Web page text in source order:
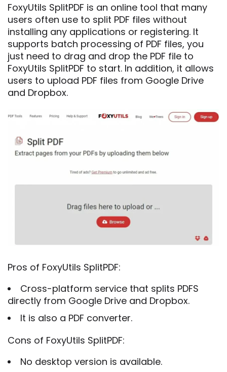
FoxyUtils SplitPDF is an online tool that many
users often use to split PDF files without
installing any applications or registering. It
supports batch processing of PDF files, you
just need to drag and drop the PDF file to
FoxyUtils SplitPDF to start. In addition, it allows
users to upload PDF files from Google Drive
and Dropbox.
Pros of FoxyUtils SplitPDF:
Cross-platform service that splits PDFS
directly from Google Drive and Dropbox.
It is also a PDF converter.
Cons of FoxyUtils SplitPDF:
No desktop version is available.